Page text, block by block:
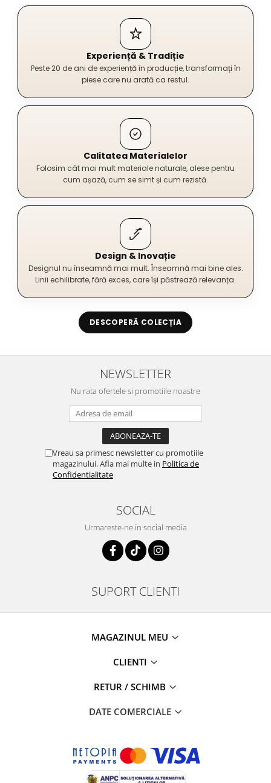
Experiență & Tradiție
Peste 20 de ani de experiență în producție, transformați în
piese care nu arată ca restul.
Calitatea Materialelor
Folosim cât mai mult materiale naturale, alese pentru
cum așază, cum se simt și cum rezistă.
Design & Inovație
Designul nu înseamnă mai mult. Înseamnă mai bine ales.
Linii echilibrate, fără exces, care își păstrează relevanța.
DESCOPERĂ COLECȚIA
NEWSLETTER
Nu rata ofertele si promotiile noastre
Vreau sa primesc newsletter cu promotiile
magazinului. Afla mai multe in Politica de
Confidentialitate
SOCIAL
Urmareste-ne in social media
SUPORT CLIENTI
MAGAZINUL MEU
CLIENTI
RETUR / SCHIMB
DATE COMERCIALE